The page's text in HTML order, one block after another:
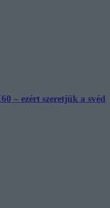
– ezért szeretjük a svéd